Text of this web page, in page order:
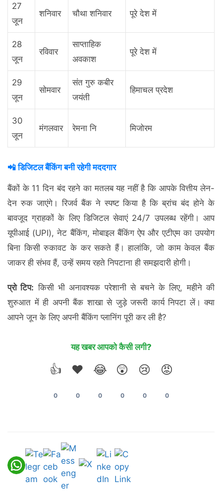
27
जून
शनिवार चौथा शनिवार पूरे देश में
28
जून
रविवार
साप्ताहिक
अवकाश
पूरे देश में
29
जून
सोमवार
संत गुरु कबीर
जयंती
हिमाचल प्रदेश
30
जून
मंगलवार रेमना नि मिजोरम
📲 डिजिटल बैंकिंग बनी रहेगी मददगार
बैंकों के 11 दिन बंद रहने का मतलब यह नहीं है कि आपके वित्तीय लेन-
देन रुक जाएंगे। रिजर्व बैंक ने स्पष्ट किया है कि ब्रांच बंद होने के
बावजूद ग्राहकों के लिए डिजिटल सेवाएं 24/7 उपलब्ध रहेंगी। आप
यूपीआई (UPI), नेट बैंकिंग, मोबाइल बैंकिंग ऐप और एटीएम का उपयोग
बिना किसी रुकावट के कर सकते हैं। हालांकि, जो काम केवल बैंक
जाकर ही संभव हैं, उन्हें समय रहते निपटाना ही समझदारी होगी।
प्रो टिप: किसी भी अनावश्यक परेशानी से बचने के लिए, महीने की
शुरुआत में ही अपनी बैंक शाखा से जुड़े जरूरी कार्य निपटा लें। क्या
आपने जून के लिए अपनी बैंकिंग प्लानिंग पूरी कर ली है?
यह खबर आपको कैसी लगी?
👍
0
❤️
0
😂
0
😲
0
😢
0
😡
0